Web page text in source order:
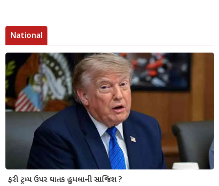
National
ફરી ટ્રમ્પ ઉપર ઘાતક હુમલાની સાજિશ ?